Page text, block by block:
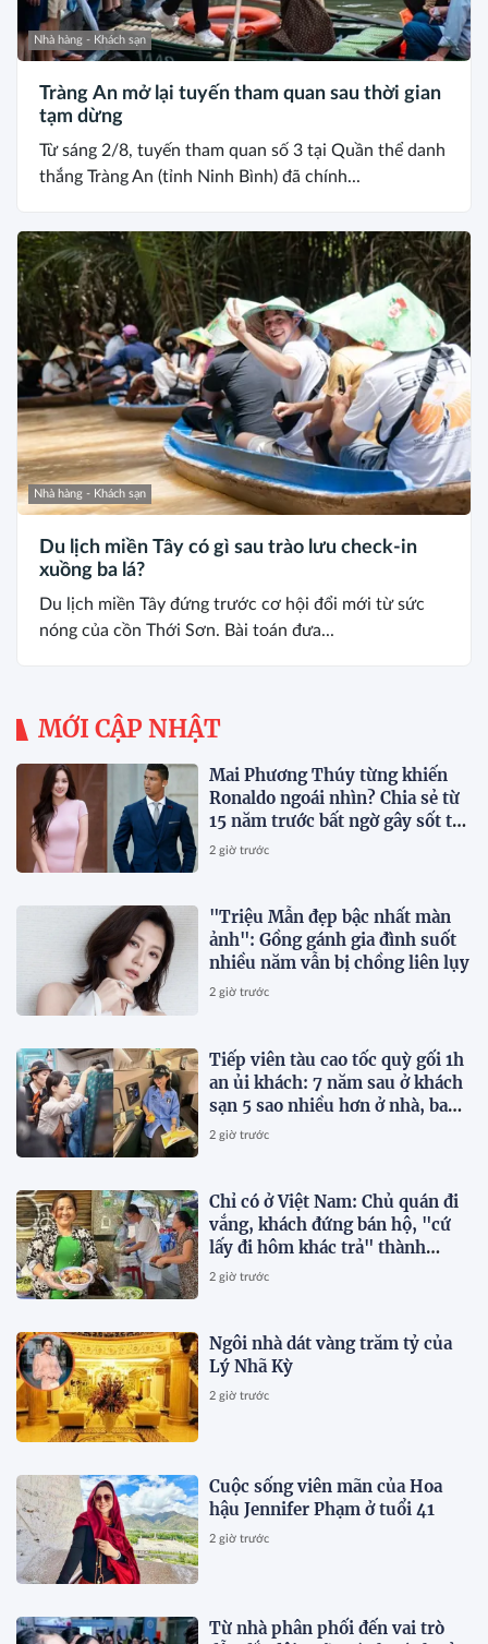
Nhà hàng - Khách sạn
Tràng An mở lại tuyến tham quan sau thời gian
tạm dừng
Từ sáng 2/8, tuyến tham quan số 3 tại Quần thể danh
thắng Tràng An (tỉnh Ninh Bình) đã chính...
Nhà hàng - Khách sạn
Du lịch miền Tây có gì sau trào lưu check-in
xuồng ba lá?
Du lịch miền Tây đứng trước cơ hội đổi mới từ sức
nóng của cồn Thới Sơn. Bài toán đưa...
MỚI CẬP NHẬT
Mai Phương Thúy từng khiến
Ronaldo ngoái nhìn? Chia sẻ từ
15 năm trước bất ngờ gây sốt trở
lại
2 giờ trước
"Triệu Mẫn đẹp bậc nhất màn
ảnh": Gồng gánh gia đình suốt
nhiều năm vẫn bị chồng liên lụy
2 giờ trước
Tiếp viên tàu cao tốc quỳ gối 1h
an ủi khách: 7 năm sau ở khách
sạn 5 sao nhiều hơn ở nhà, bay
hạng thương gia
2 giờ trước
Chỉ có ở Việt Nam: Chủ quán đi
vắng, khách đứng bán hộ, "cứ
lấy đi hôm khác trả" thành
chuyện thường ngày
2 giờ trước
Ngôi nhà dát vàng trăm tỷ của
Lý Nhã Kỳ
2 giờ trước
Cuộc sống viên mãn của Hoa
hậu Jennifer Phạm ở tuổi 41
2 giờ trước
Từ nhà phân phối đến vai trò